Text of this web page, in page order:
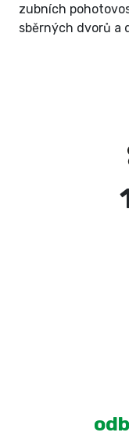
zubních
sběrných dvorů a